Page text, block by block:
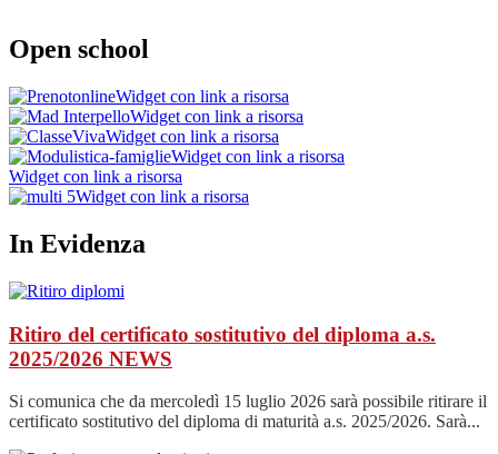
Open school
Widget con link a risorsa
Widget con link a risorsa
Widget con link a risorsa
Widget con link a risorsa
Widget con link a risorsa
Widget con link a risorsa
In Evidenza
Ritiro del certificato sostitutivo del diploma a.s.
2025/2026 NEWS
Si comunica che da mercoledì 15 luglio 2026 sarà possibile ritirare il
certificato sostitutivo del diploma di maturità a.s. 2025/2026. Sarà...